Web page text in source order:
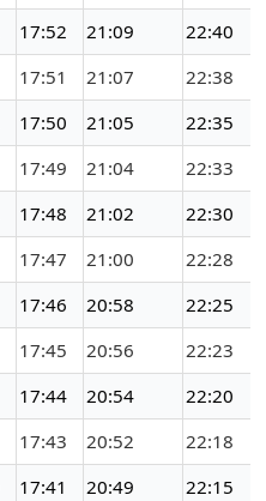
17:52 21:09
22:40
17:51 21:07
22:38
17:50 21:05
22:35
17:49 21:04
22:33
17:48 21:02
22:30
17:47 21:00
22:28
17:46 20:58
22:25
17:45 20:56
22:23
17:44 20:54
22:20
17:43 20:52
22:18
17:41 20:49
22:15